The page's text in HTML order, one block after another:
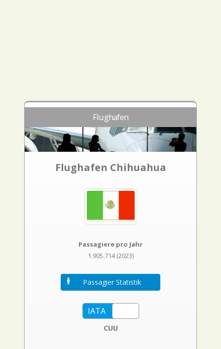
Flughafen
Flughafen Chihuahua
Passagiere pro Jahr
1.905.714 (2023)
Passagier Statistik
CUU